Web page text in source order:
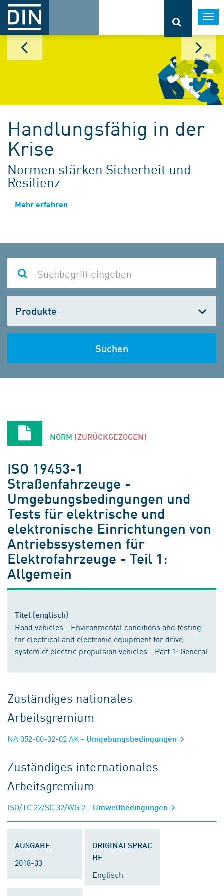
Handlungsfähig in der
Krise
Normen stärken Sicherheit und
Resilienz
Mehr erfahren
wählen
Suchen
NORM [ZURÜCKGEZOGEN]
ISO 19453-1
Straßenfahrzeuge -
Umgebungsbedingungen und
Tests für elektrische und
elektronische Einrichtungen von
Antriebssystemen für
Elektrofahrzeuge - Teil 1:
Allgemein
Titel (englisch)
Road vehicles - Environmental conditions and testing
for electrical and electronic equipment for drive
system of electric propulsion vehicles - Part 1: General
Zuständiges nationales
Arbeitsgremium
NA 052-00-32-02 AK - Umgebungsbedingungen
Zuständiges internationales
Arbeitsgremium
ISO/TC 22/SC 32/WG 2 - Umweltbedingungen
AUSGABE
2018-03
ORIGINALSPRAC
HE
Englisch